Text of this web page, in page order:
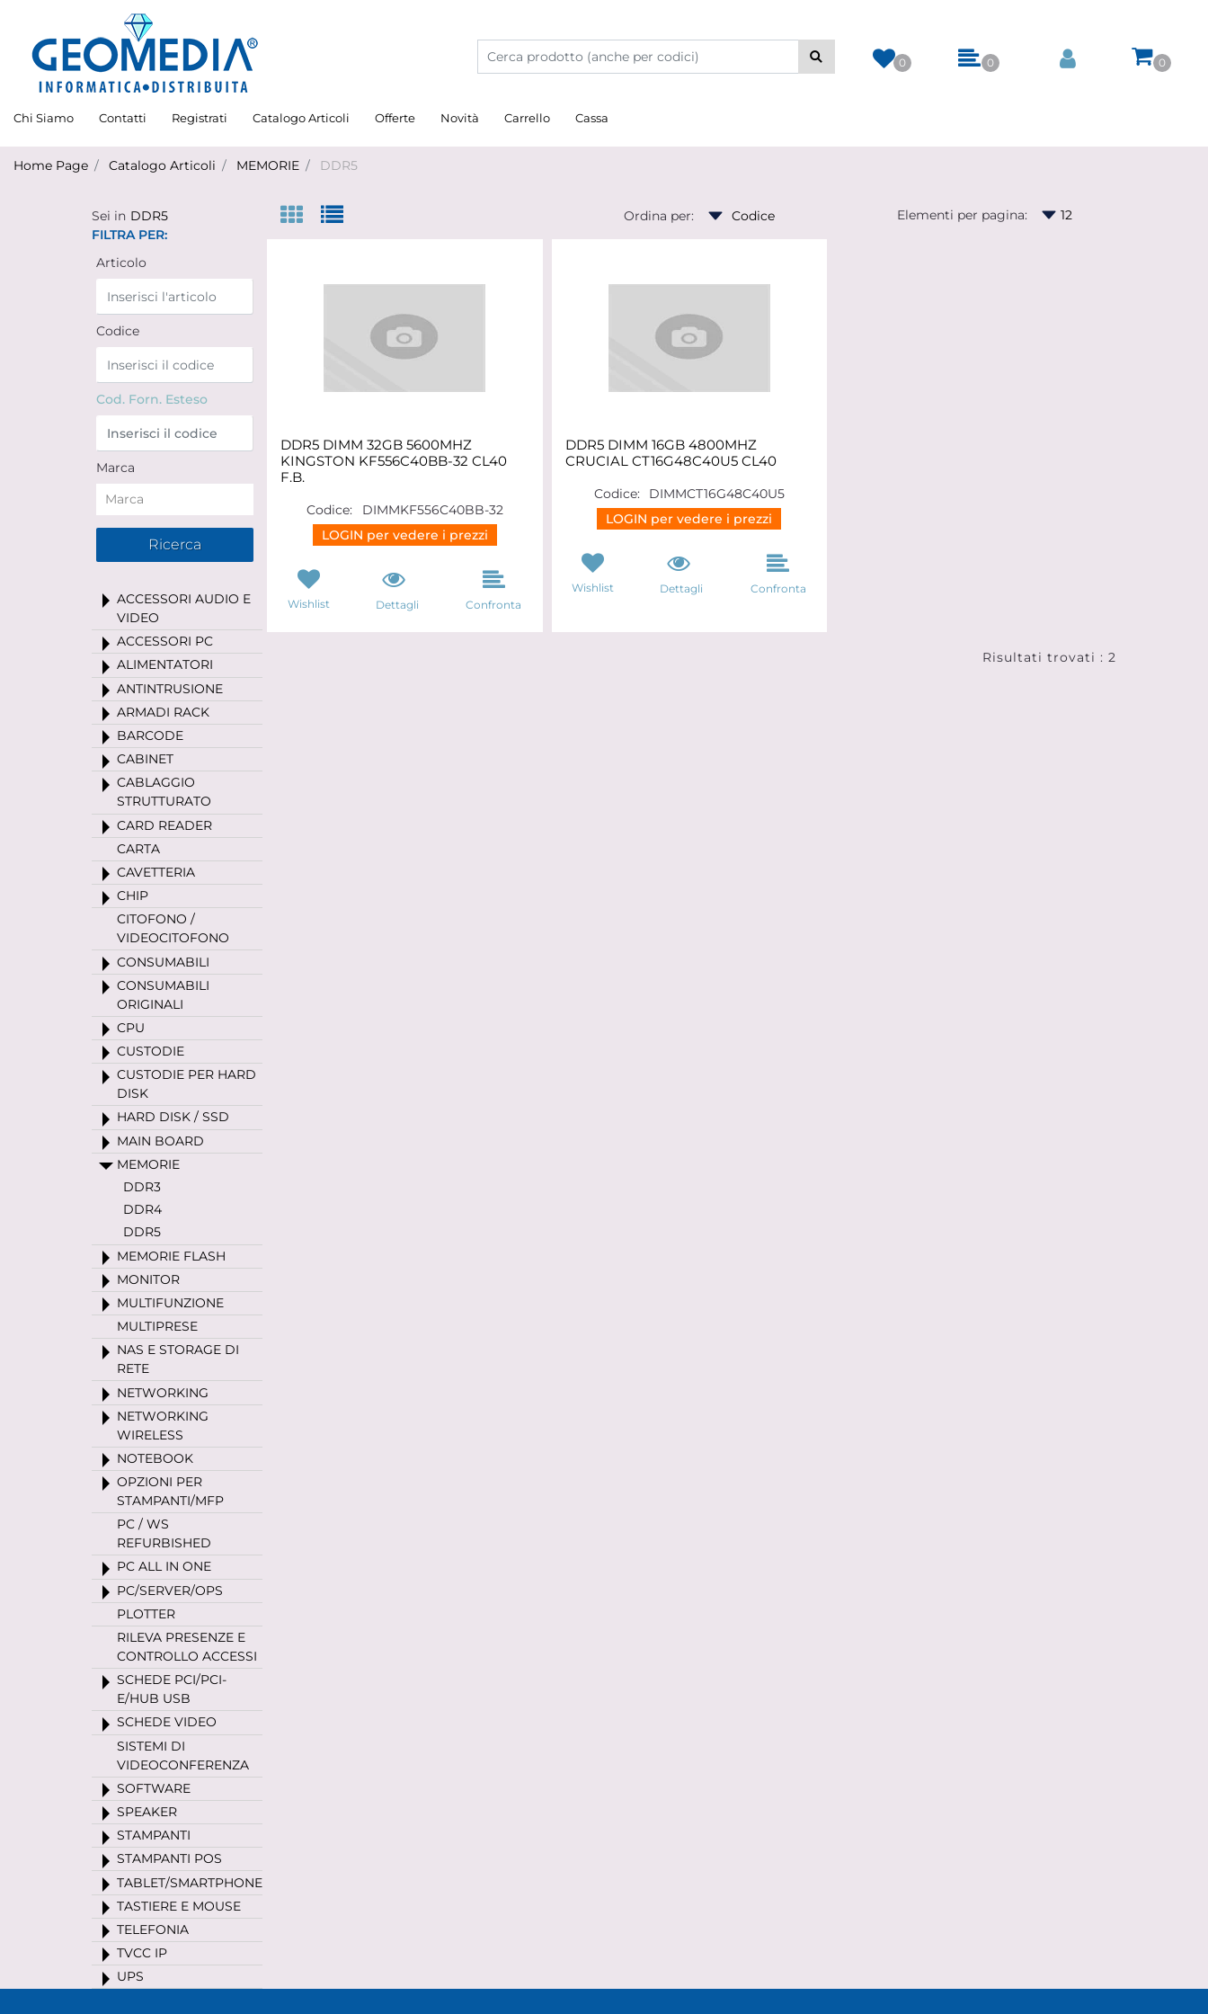
0 0 0
Chi Siamo Contatti Registrati Catalogo Articoli Offerte Novità Carrello Cassa
Home Page Catalogo Articoli MEMORIE DDR5
Sei in DDR5
FILTRA PER:
Articolo
Codice
Cod. Forn. Esteso
Marca
ACCESSORI AUDIO E
VIDEO
ACCESSORI PC
ALIMENTATORI
ANTINTRUSIONE
ARMADI RACK
BARCODE
CABINET
CABLAGGIO
STRUTTURATO
CARD READER
CARTA
CAVETTERIA
CHIP
CITOFONO /
VIDEOCITOFONO
CONSUMABILI
CONSUMABILI
ORIGINALI
CPU
CUSTODIE
CUSTODIE PER HARD
DISK
HARD DISK / SSD
MAIN BOARD
MEMORIE
DDR3
DDR4
DDR5
MEMORIE FLASH
MONITOR
MULTIFUNZIONE
MULTIPRESE
NAS E STORAGE DI
RETE
NETWORKING
NETWORKING
WIRELESS
NOTEBOOK
OPZIONI PER
STAMPANTI/MFP
PC / WS
REFURBISHED
PC ALL IN ONE
PC/SERVER/OPS
PLOTTER
RILEVA PRESENZE E
CONTROLLO ACCESSI
SCHEDE PCI/PCI-
E/HUB USB
SCHEDE VIDEO
SISTEMI DI
VIDEOCONFERENZA
SOFTWARE
SPEAKER
STAMPANTI
STAMPANTI POS
TABLET/SMARTPHONE
TASTIERE E MOUSE
TELEFONIA
TVCC IP
UPS
Ordina per: Elementi per pagina:
DDR5 DIMM 32GB 5600MHZ
KINGSTON KF556C40BB-32 CL40
F.B.
Codice:
DIMMKF556C40BB-32
LOGIN per vedere i prezzi
Wishlist Dettagli Confronta
DDR5 DIMM 16GB 4800MHZ
CRUCIAL CT16G48C40U5 CL40
Codice:
DIMMCT16G48C40U5
LOGIN per vedere i prezzi
Wishlist Dettagli Confronta
Risultati trovati : 2